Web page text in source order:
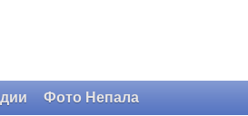
Фото Непала